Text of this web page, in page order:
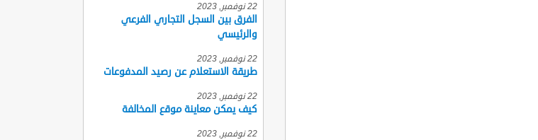
22 نوفمبر, 2023
الفرق بين السجل التجاري الفرعي
والرئيسي
22 نوفمبر, 2023
طريقة الاستعلام عن رصيد المدفوعات
22 نوفمبر, 2023
كيف يمكن معاينة موقع المخالفة
22 نوفمبر, 2023